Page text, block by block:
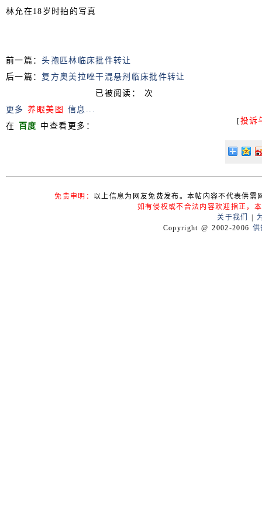
林允在18岁时拍的写真
前一篇：头孢匹林临床批件转让
后一篇：复方奥美拉唑干混悬剂临床批件转让
已被阅读： 次
更多养眼美图
信息...
在 百度 中查看更多：
[投诉
免责申明： 以上信息为网友免费发布。本帖内容不代表供
如有侵权或不合法内容欢迎指正，
关于我们
|
Copyright @ 2002-2006